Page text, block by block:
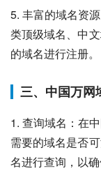
5. 丰富的域名资
类顶级域名、中
的域名进行注册。
三、中国万网
1. 查询域名：在
需要的域名是否
名进行查询，以